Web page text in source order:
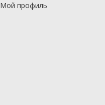
Мой профиль